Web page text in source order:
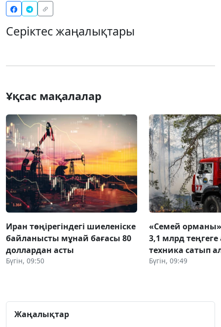
Серіктес жаңалықтары
Ұқсас мақалалар
Иран төңірегіндегі шиеленіске
байланысты мұнай бағасы 80
доллардан асты
Бүгін, 09:50
«Семей
3,1 млрд
техника сатып
Бүгін, 09:49
Жаңалықтар